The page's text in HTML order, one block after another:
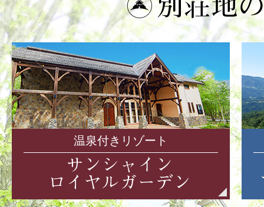
温泉付きリゾート